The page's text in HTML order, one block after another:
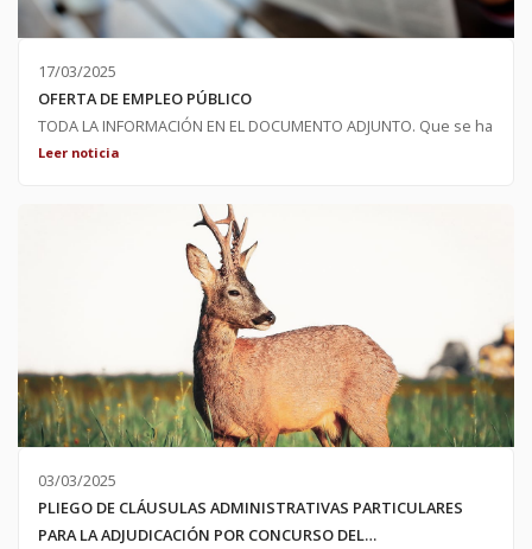
17/03/2025
OFERTA DE EMPLEO PÚBLICO
TODA LA INFORMACIÓN EN EL DOCUMENTO ADJUNTO. Que se ha
acordado por resolución de alcaldía del 17 de marzo de 2025 la
une persona para labores de alguacil en régimen de contrato
de 7 días naturales para presentar solicitudes desde el día de la
publicación de este escrito. (17 de marzo)
Leer noticia
03/03/2025
PLIEGO DE CLÁUSULAS ADMINISTRATIVAS PARTICULARES
PARA LA ADJUDICACIÓN POR CONCURSO DEL